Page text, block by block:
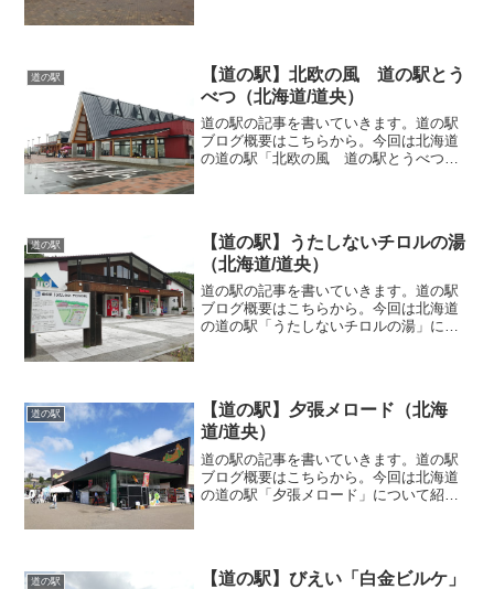
道の駅
【道の駅】北欧の風 道の駅とう
べつ（北海道/道央）
道の駅の記事を書いていきます。道の駅
ブログ概要はこちらから。今回は北海道
の道の駅「北欧の風 道の駅とうべつ」
道の駅
【道の駅】うたしないチロルの湯
（北海道/道央）
道の駅の記事を書いていきます。道の駅
ブログ概要はこちらから。今回は北海道
の道の駅「うたしないチロルの湯」につ
に位置します。道の駅...
道の駅
【道の駅】夕張メロード（北海
道/道央）
道の駅の記事を書いていきます。道の駅
ブログ概要はこちらから。今回は北海道
の道の駅「夕張メロード」について紹介
道の駅
【道の駅】びえい「白金ビルケ」